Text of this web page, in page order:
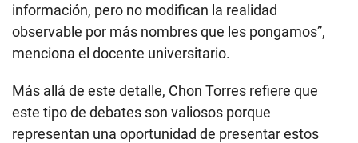
información, pero no modifican la realidad
observable por más nombres que les pongamos”,
menciona el docente universitario.
Más allá de este detalle, Chon Torres refiere que
este tipo de debates son valiosos porque
representan una oportunidad de presentar estos